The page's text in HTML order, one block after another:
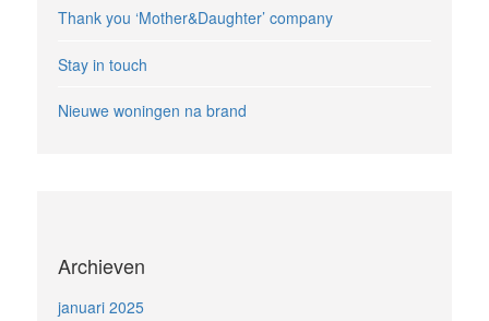
Thank you ‘Mother&Daughter’ company
Stay in touch
Nieuwe woningen na brand
Archieven
januari 2025